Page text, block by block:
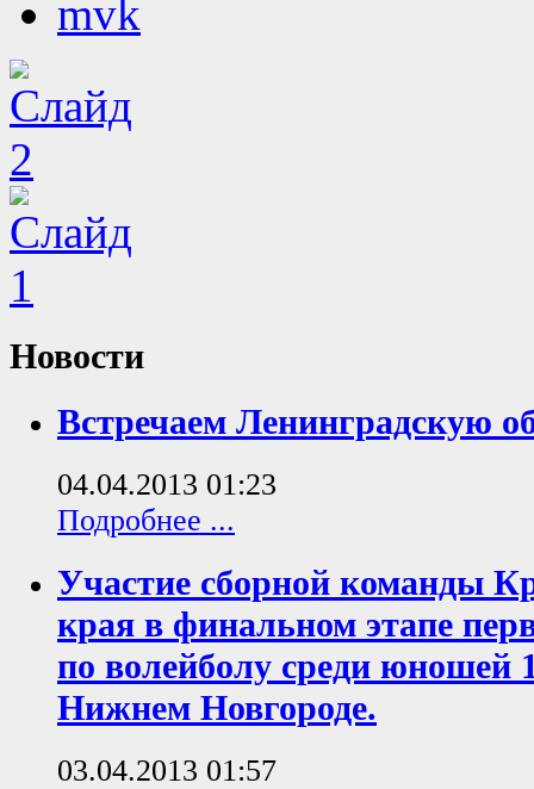
Новости
Встречаем Ленинградскую
04.04.2013 01:23
Подробнее ...
Участие сборной команды
края в финальном этапе
по волейболу среди юношей
Нижнем Новгороде.
03.04.2013 01:57